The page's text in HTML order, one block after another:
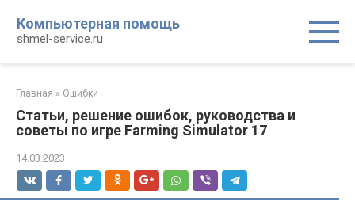
контенту
Компьютерная помощь
shmel-service.ru
Главная » Ошибки
Статьи, решение ошибок, руководства и
советы по игре Farming Simulator 17
14.03.2023